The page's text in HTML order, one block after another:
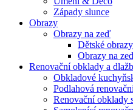
Západy slunce
Obrazy
Obrazy na zeď
Dětské
Obrazy na
Renovační obklady a
Obkladové
Podlahová
Renovační obklady